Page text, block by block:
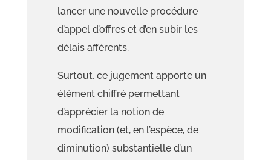
lancer une nouvelle procédure
d’appel d’offres et d’en subir les
délais afférents.
Surtout, ce jugement apporte un
élément chiffré permettant
d’apprécier la notion de
modification (et, en l’espèce, de
diminution) substantielle d’un